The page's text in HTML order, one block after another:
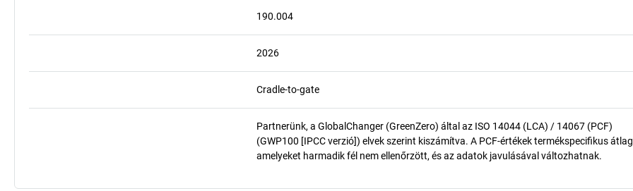
190.004
2026
Cradle-to-gate
Partnerünk, a GlobalChanger (GreenZero) által az ISO 14044 (LCA) / 14067 (PCF)
(GWP100 [IPCC verzió]) elvek szerint kiszámítva. A PCF-értékek termékspecifikus
amelyeket harmadik fél nem ellenőrzött, és az adatok javulásával változhatnak.